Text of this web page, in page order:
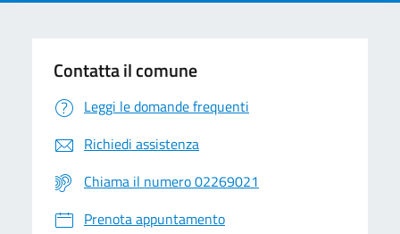
Contatta il comune
Leggi le domande frequenti
Richiedi assistenza
Chiama il numero 02269021
Prenota appuntamento